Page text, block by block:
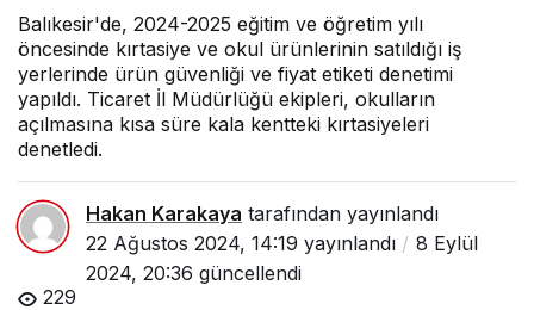
Balıkesir'de, 2024-2025 eğitim ve öğretim yılı
öncesinde kırtasiye ve okul ürünlerinin satıldığı iş
yerlerinde ürün güvenliği ve fiyat etiketi denetimi
yapıldı. Ticaret İl Müdürlüğü ekipleri, okulların
açılmasına kısa süre kala kentteki kırtasiyeleri
denetledi.
Hakan Karakaya tarafından yayınlandı
22 Ağustos 2024, 14:19 yayınlandı
8 Eylül
2024, 20:36 güncellendi
229